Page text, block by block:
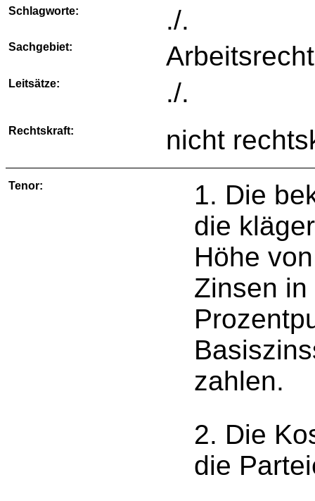
Schlagworte: ./.
Sachgebiet: Arbeitsrecht
Leitsätze: ./.
Rechtskraft: nicht
Tenor:
1. Die
die
Höhe
Zinsen
zahlen.
2. Die
die